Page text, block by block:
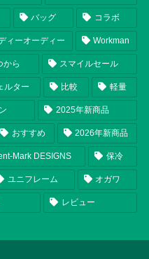
バッグ コラボ
ィーオーディー Workman
から スマイルセール
ルター 比較 軽量
2025年新商品
おすすめ 2026年新商品
Mark DESIGNS 保冷
ユニフレーム オガワ
レビュー